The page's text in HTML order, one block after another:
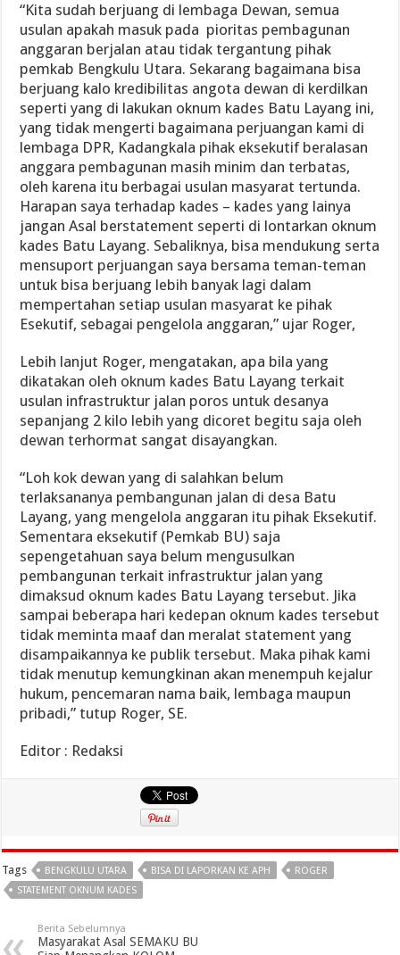
“Kita sudah berjuang di lembaga Dewan, semua
usulan apakah masuk pada pioritas pembagunan
anggaran berjalan atau tidak tergantung pihak
pemkab Bengkulu Utara. Sekarang bagaimana bisa
berjuang kalo kredibilitas angota dewan di kerdilkan
seperti yang di lakukan oknum kades Batu Layang ini,
yang tidak mengerti bagaimana perjuangan kami di
lembaga DPR, Kadangkala pihak eksekutif beralasan
anggara pembagunan masih minim dan terbatas,
oleh karena itu berbagai usulan masyarat tertunda.
Harapan saya terhadap kades – kades yang lainya
jangan Asal berstatement seperti di lontarkan oknum
kades Batu Layang. Sebaliknya, bisa mendukung serta
mensuport perjuangan saya bersama teman-teman
untuk bisa berjuang lebih banyak lagi dalam
mempertahan setiap usulan masyarat ke pihak
Esekutif, sebagai pengelola anggaran,” ujar Roger,
Lebih lanjut Roger, mengatakan, apa bila yang
dikatakan oleh oknum kades Batu Layang terkait
usulan infrastruktur jalan poros untuk desanya
sepanjang 2 kilo lebih yang dicoret begitu saja oleh
dewan terhormat sangat disayangkan.
“Loh kok dewan yang di salahkan belum
terlaksananya pembangunan jalan di desa Batu
Layang, yang mengelola anggaran itu pihak Eksekutif.
Sementara eksekutif (Pemkab BU) saja
sepengetahuan saya belum mengusulkan
pembangunan terkait infrastruktur jalan yang
dimaksud oknum kades Batu Layang tersebut. Jika
sampai beberapa hari kedepan oknum kades tersebut
tidak meminta maaf dan meralat statement yang
disampaikannya ke publik tersebut. Maka pihak kami
tidak menutup kemungkinan akan menempuh kejalur
hukum, pencemaran nama baik, lembaga maupun
pribadi,” tutup Roger, SE.
Editor : Redaksi
Tags BENGKULU UTARA BISA DI LAPORKAN KE APH
ROGER
STATEMENT OKNUM KADES
Berita Sebelumnya
Masyarakat Asal SEMAKU BU